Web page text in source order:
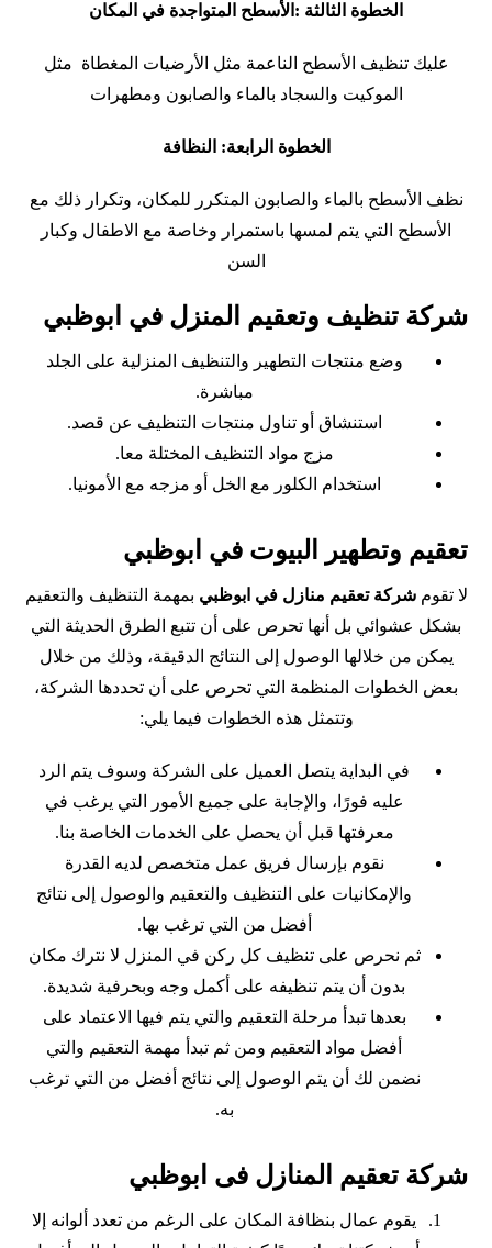
الخطوة الثالثة :الأسطح المتواجدة في المكان
عليك تنظيف الأسطح الناعمة مثل الأرضيات المغطاة مثل
الموكيت والسجاد بالماء والصابون ومطهرات
الخطوة الرابعة: النظافة
نظف الأسطح بالماء والصابون المتكرر للمكان، وتكرار ذلك مع
الأسطح التي يتم لمسها باستمرار وخاصة مع الاطفال وكبار
السن
شركة تنظيف وتعقيم المنزل في ابوظبي
وضع منتجات التطهير والتنظيف المنزلية على الجلد
مباشرة.
استنشاق أو تناول منتجات التنظيف عن قصد.
مزج مواد التنظيف المختلة معا.
استخدام الكلور مع الخل أو مزجه مع الأمونيا.
تعقيم وتطهير البيوت في ابوظبي
لا تقومشركة تعقيم منازل في ابوظبي بمهمة التنظيف والتعقيم
بشكل عشوائي بل أنها تحرص على أن تتبع الطرق الحديثة التي
يمكن من خلالها الوصول إلى النتائج الدقيقة، وذلك من خلال
بعض الخطوات المنظمة التي تحرص على أن تحددها الشركة،
وتتمثل هذه الخطوات فيما يلي:
في البداية يتصل العميل على الشركة وسوف يتم الرد
عليه فورًا، والإجابة على جميع الأمور التي يرغب في
معرفتها قبل أن يحصل على الخدمات الخاصة بنا.
نقوم بإرسال فريق عمل متخصص لديه القدرة
والإمكانيات على التنظيف والتعقيم والوصول إلى نتائج
أفضل من التي ترغب بها.
ثم نحرص على تنظيف كل ركن في المنزل لا نترك مكان
بدون أن يتم تنظيفه على أكمل وجه وبحرفية شديدة.
بعدها تبدأ مرحلة التعقيم والتي يتم فيها الاعتماد على
أفضل مواد التعقيم ومن ثم تبدأ مهمة التعقيم والتي
نضمن لك أن يتم الوصول إلى نتائج أفضل من التي ترغب
به.
شركة تعقيم المنازل فى ابوظبي
يقوم عمال بنظافة المكان على الرغم من تعدد ألوانه إلا